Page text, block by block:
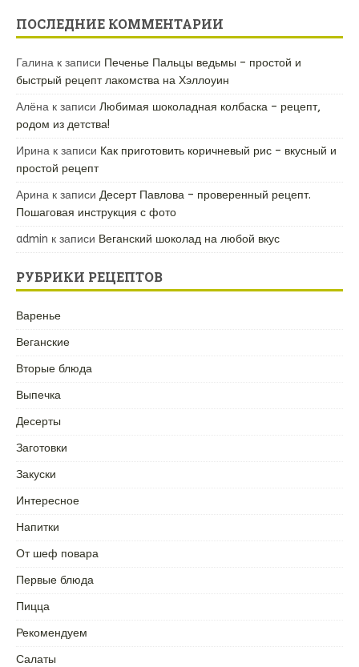
ПОСЛЕДНИЕ КОММЕНТАРИИ
Галина к записи Печенье Пальцы ведьмы – простой и
быстрый рецепт лакомства на Хэллоуин
Алёна к записи Любимая шоколадная колбаска – рецепт,
родом из детства!
Ирина к записи Как приготовить коричневый рис – вкусный и
простой рецепт
Арина к записи Десерт Павлова – проверенный рецепт.
Пошаговая инструкция с фото
admin к записи Веганский шоколад на любой вкус
РУБРИКИ РЕЦЕПТОВ
Варенье
Веганские
Вторые блюда
Выпечка
Десерты
Заготовки
Закуски
Интересное
Напитки
От шеф повара
Первые блюда
Пицца
Рекомендуем
Салаты